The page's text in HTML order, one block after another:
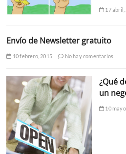
17 abril,
Envío de Newsletter gratuito
10 febrero, 2015 No hay comentarios
¿Qué
un
10